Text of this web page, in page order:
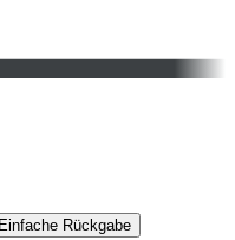
Einfache Rückgabe